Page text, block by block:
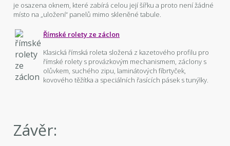
je osazena oknem, které zabírá celou její šířku a proto není žádné
místo na „uložení“ panelů mimo skleněné tabule.
Římské rolety ze záclon
Klasická římská roleta složená z kazetového profilu pro
římské rolety s provázkovým mechanismem, záclony s
olůvkem, suchého zipu, laminátových fíbrtyček,
kovového těžítka a speciálních řasících pásek s tunýlky.
Závěr: